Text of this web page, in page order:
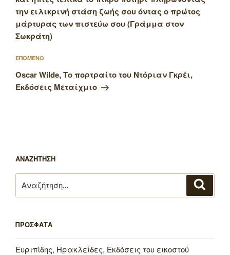
την ειλικρινή στάση ζωής σου όντας ο πρώτος
μάρτυρας των πιστεύω σου (Γράμμα στον
Σωκράτη)
Επόμενο
άρθρο
ΕΠΟΜΕΝΟ
Oscar Wilde, Το πορτραίτο του Ντόριαν Γκρέι,
Εκδόσεις Μεταίχμιο
ΑΝΑΖΗΤΗΣΗ
για:
ΠΡΟΣΦΑΤΑ
Ευριπίδης, Ηρακλείδες, Εκδόσεις του εικοστού